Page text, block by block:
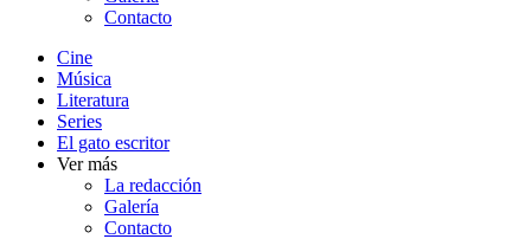
Contacto
Cine
Música
Literatura
Series
El gato escritor
Ver más
La redacción
Galería
Contacto